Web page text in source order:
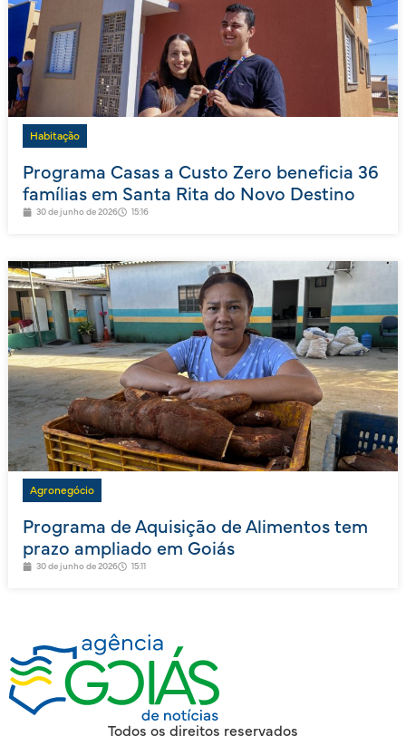
Habitação
Programa Casas a Custo Zero beneficia 36
famílias em Santa Rita do Novo Destino
30 de junho de 2026 15:16
Agronegócio
Programa de Aquisição de Alimentos tem
prazo ampliado em Goiás
30 de junho de 2026 15:11
Todos os direitos reservados